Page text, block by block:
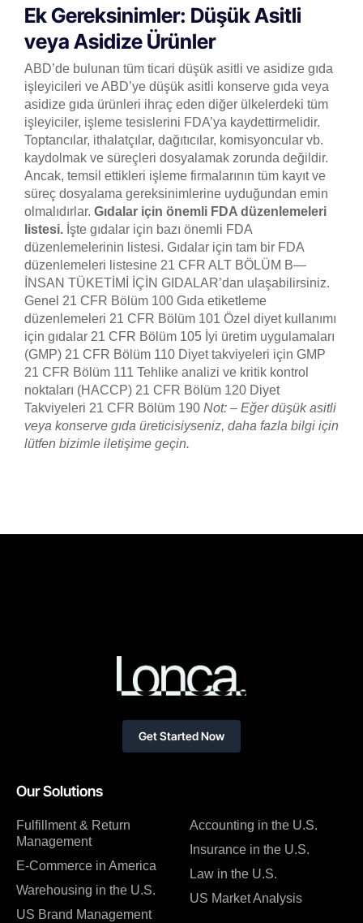
Ek Gereksinimler: Düşük Asitli
veya Asidize Ürünler
ABD’de bulunan tüm ticari düşük asitli ve asidize gıda
işleyicileri ve ABD’ye düşük asitli konserve gıda veya
asidize gıda ürünleri ihraç eden diğer ülkelerdeki tüm
işleyiciler, işleme tesislerini FDA’ya kaydettirmelidir.
Toptancılar, ithalatçılar, dağıtıcılar, komisyoncular vb.
kaydolmak ve süreçleri dosyalamak zorunda değildir.
Ancak, temsil ettikleri işleme firmalarının tüm kayıt ve
süreç dosyalama gereksinimlerine uyduğundan emin
olmalıdırlar. Gıdalar için önemli FDA düzenlemeleri
listesi. İşte gıdalar için bazı önemli FDA
düzenlemelerinin listesi. Gıdalar için tam bir FDA
düzenlemeleri listesine 21 CFR ALT BÖLÜM B—
İNSAN TÜKETİMİ İÇİN GIDALAR’dan ulaşabilirsiniz.
Genel 21 CFR Bölüm 100 Gıda etiketleme
düzenlemeleri 21 CFR Bölüm 101 Özel diyet kullanımı
için gıdalar 21 CFR Bölüm 105 İyi üretim uygulamaları
(GMP) 21 CFR Bölüm 110 Diyet takviyeleri için GMP
21 CFR Bölüm 111 Tehlike analizi ve kritik kontrol
noktaları (HACCP) 21 CFR Bölüm 120 Diyet
Takviyeleri 21 CFR Bölüm 190 Not: – Eğer düşük asitli
veya konserve gıda üreticisiyseniz, daha fazla bilgi için
lütfen bizimle iletişime geçin.
Our Solutions
Fulfillment & Return
Management
E-Commerce in America
Warehousing in the U.S.
US Brand Management
Accounting in the U.S.
Insurance in the U.S.
Law in the U.S.
US Market Analysis
Get Started Now